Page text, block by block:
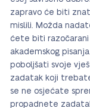
zapravo će biti
mislili. Možda
ćete biti
akademskog
poboljšati svoje
zadatak koji
se ne osjećate
propadnete